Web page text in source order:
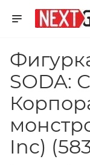
SODA:
Inc)